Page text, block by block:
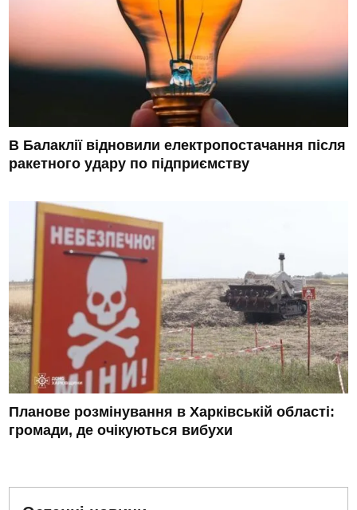
В Балаклії відновили електропостачання після
ракетного удару по підприємству
Планове розмінування в Харківській області:
громади, де очікуються вибухи